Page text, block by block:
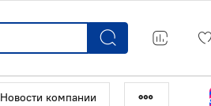
Новости компании